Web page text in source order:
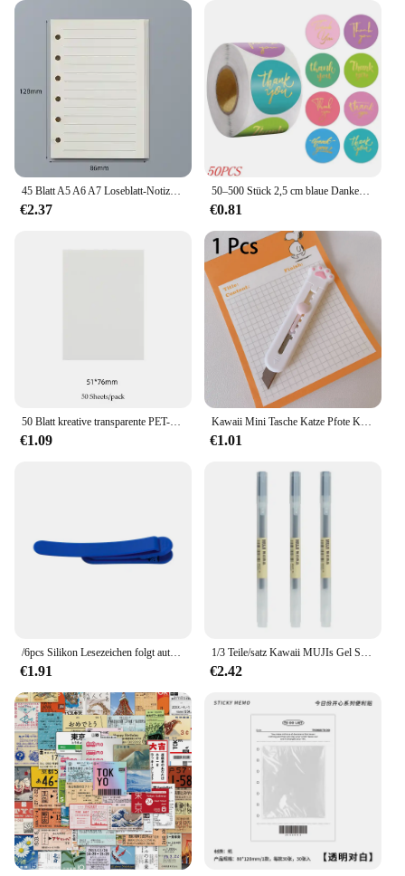
45 Blatt A5 A6 A7 Loseblatt-Notizbuch, Nachfüllung, Spiralbinder, Innenseite, Linie, blanko, Bastelgitter im Inneren, Papier, Schreibwaren
€2.37
50–500 Stück 2,5 cm blaue Dankesaufkleber für Umschläge, Siegeletiketten, Schreibwaren, handgefertigte Hochzeitsgeschenk-Dekorationsaufkleber
€0.81
50 Blatt kreative transparente PET-Haftnotizblöcke, wasserfest, Posted It, Notizblöcke, Posits für Schule, Schreibwaren, Bürobedarf
€1.09
Kawaii Mini Tasche Katze Pfote Kunst Allzweckmesser Express Box Messer Papierschneider Handwerk Verpackung Nachfüllbare Klinge Briefpapier Großer Verkauf
€1.01
/6pcs Silikon Lesezeichen folgt automatisch Seite drehen Schüler Lesezeichen Büro Briefpapier Home Office Schul material
€1.91
1/3 Teile/satz Kawaii MUJIs Gel Stift Schwarz/Rot/Blau 0,38mm 0,5mm Tinte Japan Farbe stift Büro Schule Kugelschreiber Japanische Schreibwaren
€2.42